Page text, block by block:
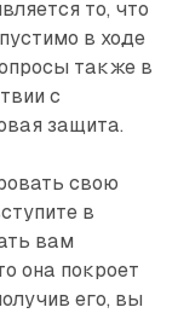
то, что
в ходе
также в
с
защита.
свою
в
вам
она покроет
его, вы